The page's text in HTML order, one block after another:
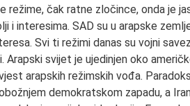
čak ratne zločince, onda je
i interesima. SAD su u arapske
Svi ti režimi danas su vojni
Arapski svijet je ujedinjen oko
arapskih režimskih vođa.
demokratskom zapadu, a